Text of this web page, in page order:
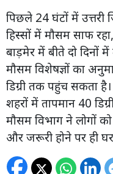
पिछले 24 घंटों में
हिस्सों में मौसम साफ
बाड़मेर में बीते दो दिनों
मौसम विशेषज्ञों का
डिग्री तक पहुंच सकता
शहरों में तापमान 40
मौसम विभाग ने लोगों
और जरूरी होने पर ही